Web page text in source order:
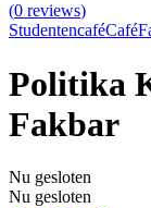
(0 reviews)
StudentencaféCafé
Politika
Fakbar
Nu gesloten
Nu gesloten